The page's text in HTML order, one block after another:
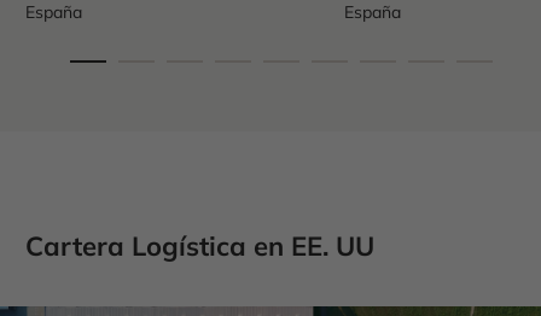
España España
España
Cartera Logística en EE. UU